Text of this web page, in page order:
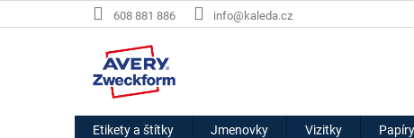
na
608 881 886 info@kaleda.cz
Etikety a štítky Jmenovky Vizitky Papíry